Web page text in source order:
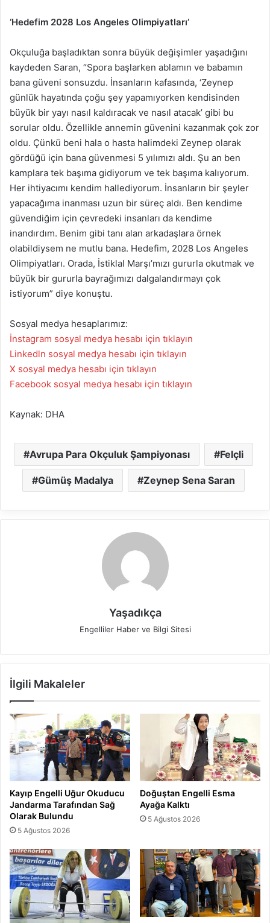
‘Hedefim 2028 Los Angeles Olimpiyatları’
Okçuluğa başladıktan sonra büyük değişimler yaşadığını
kaydeden Saran, “Spora başlarken ablamın ve babamın
bana güveni sonsuzdu. İnsanların kafasında, ‘Zeynep
günlük hayatında çoğu şey yapamıyorken kendisinden
büyük bir yayı nasıl kaldıracak ve nasıl atacak’ gibi bu
sorular oldu. Özellikle annemin güvenini kazanmak çok zor
oldu. Çünkü beni hala o hasta halimdeki Zeynep olarak
gördüğü için bana güvenmesi 5 yılımızı aldı. Şu an ben
kamplara tek başıma gidiyorum ve tek başıma kalıyorum.
Her ihtiyacımı kendim hallediyorum. İnsanların bir şeyler
yapacağıma inanması uzun bir süreç aldı. Ben kendime
güvendiğim için çevredeki insanları da kendime
inandırdım. Benim gibi tanı alan arkadaşlara örnek
olabildiysem ne mutlu bana. Hedefim, 2028 Los Angeles
Olimpiyatları. Orada, İstiklal Marşı’mızı gururla okutmak ve
büyük bir gururla bayrağımızı dalgalandırmayı çok
istiyorum” diye konuştu.
Sosyal medya hesaplarımız:
İnstagram sosyal medya hesabı için tıklayın
Linkedln sosyal medya hesabı için tıklayın
X sosyal medya hesabı için tıklayın
Facebook sosyal medya hesabı için tıklayın
Kaynak: DHA
Avrupa Para Okçuluk Şampiyonası Felçli
Gümüş Madalya Zeynep Sena Saran
Yaşadıkça
Engelliler Haber ve Bilgi Sitesi
İlgili Makaleler
Kayıp Engelli Uğur Okuducu
Jandarma Tarafından Sağ
Olarak Bulundu
5 Ağustos 2026
Doğuştan Engelli Esma
Ayağa Kalktı
5 Ağustos 2026